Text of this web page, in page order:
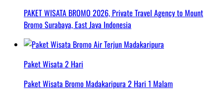
PAKET WISATA BROMO 2026, Private Travel Agency to Mount
Bromo Surabaya, East Java Indonesia
Paket Wisata 2 Hari
Paket Wisata Bromo Madakaripura 2 Hari 1 Malam